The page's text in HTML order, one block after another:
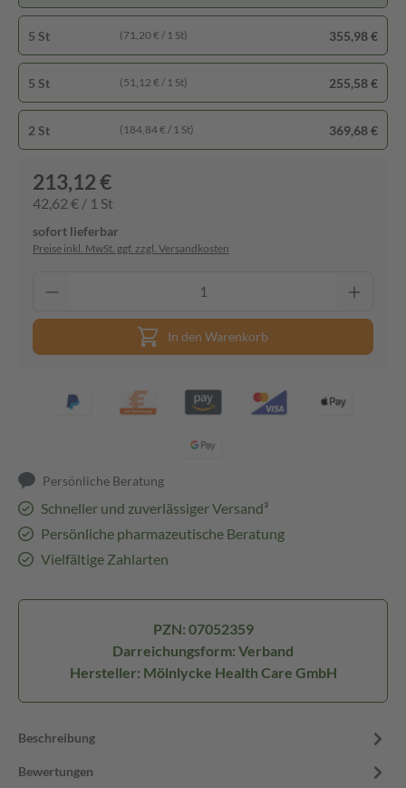
5 St (71,20 € / 1 St) 355,98 €
5 St (51,12 € / 1 St) 255,58 €
2 St (184,84 € / 1 St) 369,68 €
213,12 €
42,62 € / 1 St
sofort lieferbar
Preise inkl. MwSt. ggf. zzgl. Versandkosten
In den Warenkorb
Persönliche Beratung
Schneller und zuverlässiger Versand³
Persönliche pharmazeutische Beratung
Vielfältige Zahlarten
PZN: 07052359
Darreichungsform: Verband
Hersteller: Mölnlycke Health Care GmbH
Beschreibung
Bewertungen